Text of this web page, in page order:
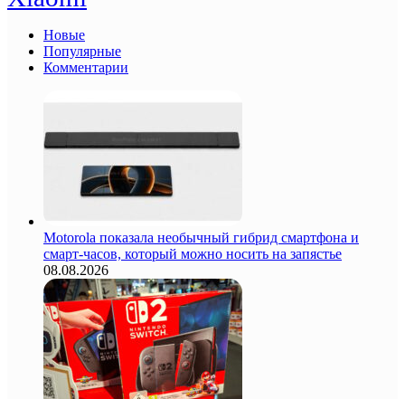
Новые
Популярные
Комментарии
Motorola показала необычный гибрид смартфона и
смарт-часов, который можно носить на запястье
08.08.2026